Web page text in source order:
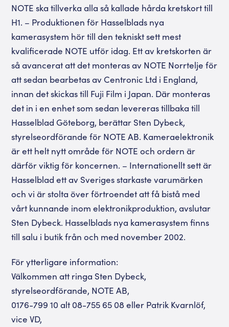
NOTE ska tillverka alla så kallade hårda kretskort till
H1. – Produktionen för Hasselblads nya
kamerasystem hör till den tekniskt sett mest
kvalificerade NOTE utför idag. Ett av kretskorten är
så avancerat att det monteras av NOTE Norrtelje för
att sedan bearbetas av Centronic Ltd i England,
innan det skickas till Fuji Film i Japan. Där monteras
det in i en enhet som sedan levereras tillbaka till
Hasselblad Göteborg, berättar Sten Dybeck,
styrelseordförande för NOTE AB. Kameraelektronik
är ett helt nytt område för NOTE och ordern är
därför viktig för koncernen. – Internationellt sett är
Hasselblad ett av Sveriges starkaste varumärken
och vi är stolta över förtroendet att få bistå med
vårt kunnande inom elektronikproduktion, avslutar
Sten Dybeck. Hasselblads nya kamerasystem finns
till salu i butik från och med november 2002.
För ytterligare information:
Välkommen att ringa Sten Dybeck,
styrelseordförande, NOTE AB,
0176-799 10 alt 08-755 65 08 eller Patrik Kvarnlöf,
vice VD,